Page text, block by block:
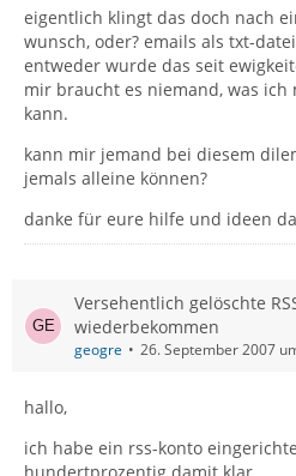
eigentlich klingt das doch nach
wunsch, oder? emails als txt-
entweder wurde das seit
mir braucht es niemand, was
kann.
kann mir jemand bei diesem
jemals alleine können?
danke für eure hilfe und ideen
Versehentlich gelöschte
wiederbekommen
geogre 26. September 2007
hallo,
ich habe ein rss-konto